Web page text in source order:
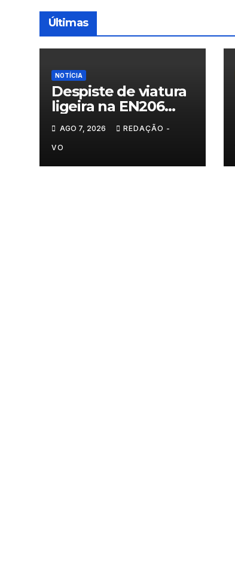
Últimas
NOTÍCIA
Despiste de viatura
ligeira na EN206
cruzamento Fornos
do Pinhal
AGO 7, 2026 REDAÇÃO -
VO